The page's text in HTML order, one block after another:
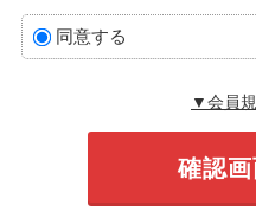
同意する
▼会員